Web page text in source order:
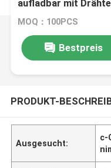
aufladbar mit
MOQ：100PCS
Bestpreis
PRODUKT-
Ausgesucht:
c-